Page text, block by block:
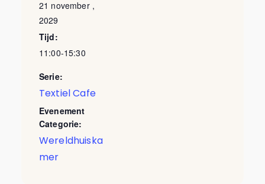
21 november ,
2029
Tijd:
11:00-15:30
Serie:
Textiel Cafe
Evenement
Categorie:
Wereldhuiska
mer